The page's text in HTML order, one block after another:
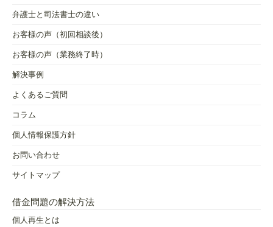
弁護士と司法書士の違い
お客様の声（初回相談後）
お客様の声（業務終了時）
解決事例
よくあるご質問
コラム
個人情報保護方針
お問い合わせ
サイトマップ
借金問題の解決方法
個人再生とは